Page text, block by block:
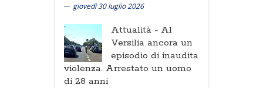
giovedì 30 luglio 2026
Attualità - Al
Versilia ancora un
episodio di inaudita
violenza. Arrestato un uomo
di 28 anni